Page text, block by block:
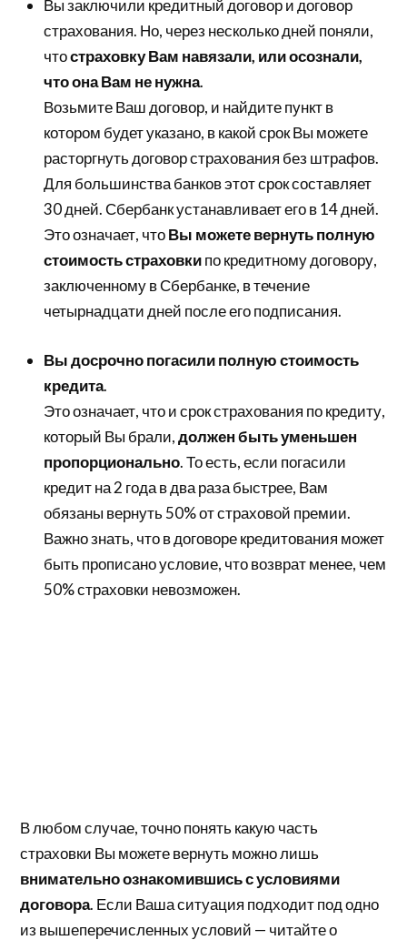
Вы заключили кредитный договор и договор
страхования. Но, через несколько дней поняли,
чтостраховку Вам навязали, или осознали,
что она Вам не нужна.
Возьмите Ваш договор, и найдите пункт в
котором будет указано, в какой срок Вы можете
расторгнуть договор страхования без штрафов.
Для большинства банков этот срок составляет
30 дней. Сбербанк устанавливает его в 14 дней.
Это означает, чтоВы можете вернуть полную
стоимость страховкипо кредитному договору,
заключенному в Сбербанке, в течение
четырнадцати дней после его подписания.
Вы досрочно погасили полную стоимость
кредита.
Это означает, что и срок страхования по кредиту,
который Вы брали,должен быть уменьшен
пропорционально. То есть, если погасили
кредит на 2 года в два раза быстрее, Вам
обязаны вернуть 50% от страховой премии.
Важно знать, что в договоре кредитования может
быть прописано условие, что возврат менее, чем
50% страховки невозможен.
В любом случае, точно понять какую часть
страховки Вы можете вернуть можно лишь
внимательно ознакомившись с условиями
договора. Если Ваша ситуация подходит под одно
из вышеперечисленных условий — читайте о